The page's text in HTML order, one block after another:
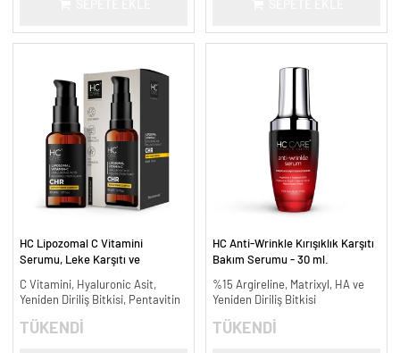
HC Lipozomal C Vitamini
Serumu, Leke Karşıtı ve
C Vitamini, Hyaluronic Asit,
Yeniden Diriliş Bitkisi, Pentavitin
TÜKENDİ
HC Anti-Wrinkle Kırışıklık Karşıtı
Bakım Serumu - 30 ml.
%15 Argireline, Matrixyl, HA ve
Yeniden Diriliş Bitkisi
TÜKENDİ